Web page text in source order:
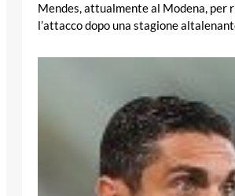
Mendes, attualmente al Modena, per
l’attacco dopo una stagione